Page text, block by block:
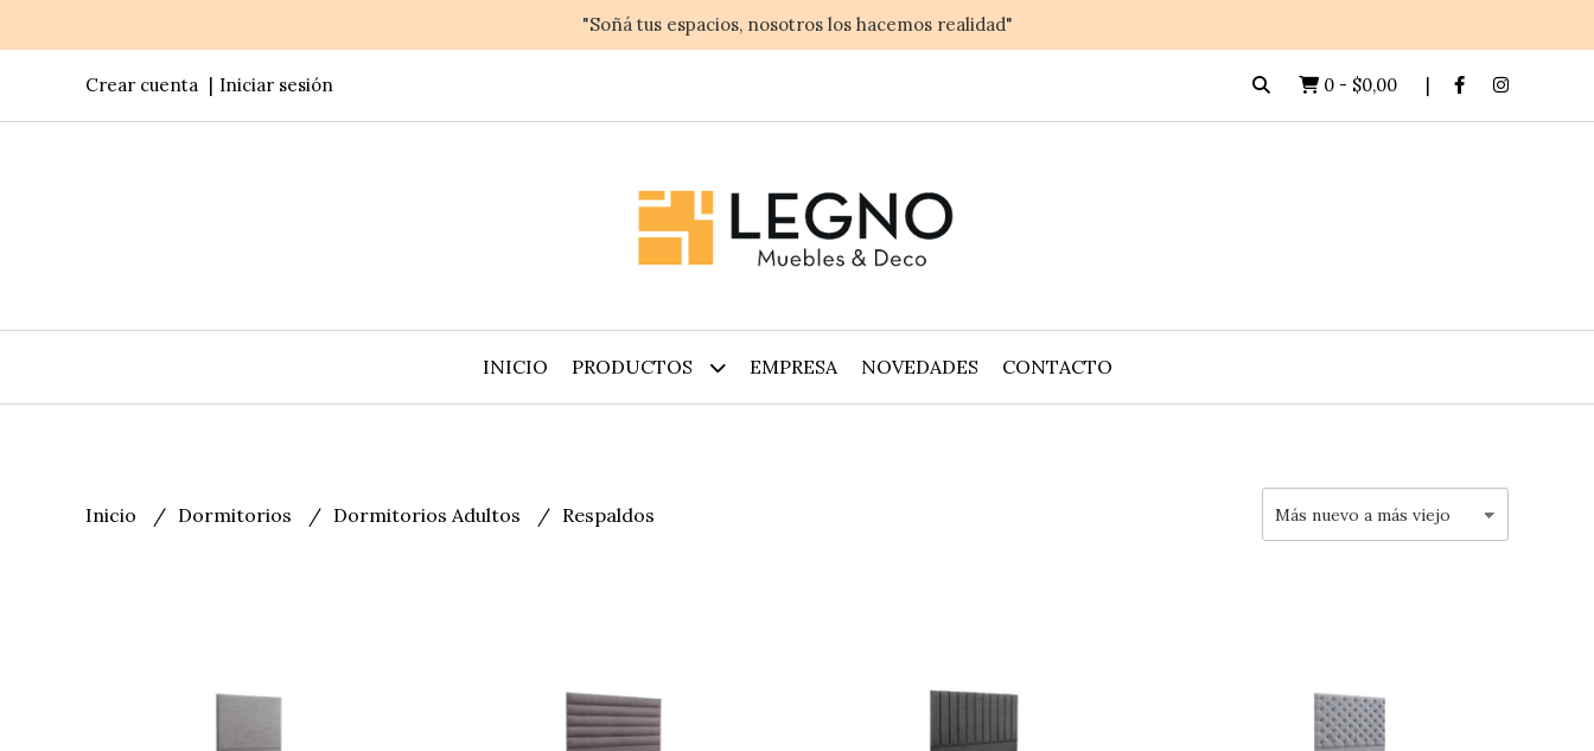
"Soñá tus espacios, nosotros los hacemos realidad"
Crear cuenta Iniciar sesión 0 - $0,00
INICIO PRODUCTOS EMPRESA NOVEDADES CONTACTO
Inicio Dormitorios Dormitorios Adultos Respaldos